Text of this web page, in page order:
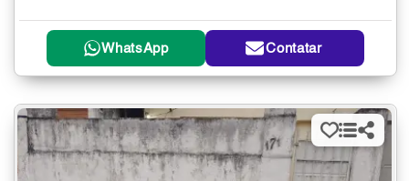
WhatsApp Contatar